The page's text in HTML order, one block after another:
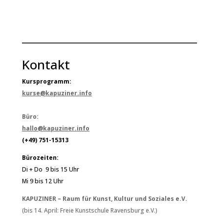
Kontakt
Kursprogramm:
kurse@kapuziner.info
Büro:
hallo@kapuziner.info
(+49) 751-15313
Bürozeiten:
Di + Do 9 bis 15 Uhr
Mi 9 bis 12 Uhr
KAPUZINER – Raum für Kunst, Kultur und Soziales e.V.
(bis 14. April: Freie Kunstschule Ravensburg e.V.)